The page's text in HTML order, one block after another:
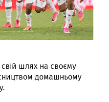
шлях на своєму
домашньому